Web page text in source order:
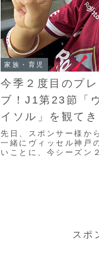
家族・育児
今季２度目のプ
ブ！J1第23節「
イソル」を観て
先日、スポンサー様か
一緒にヴィッセル神戸
いことに、今シーズン
スポ